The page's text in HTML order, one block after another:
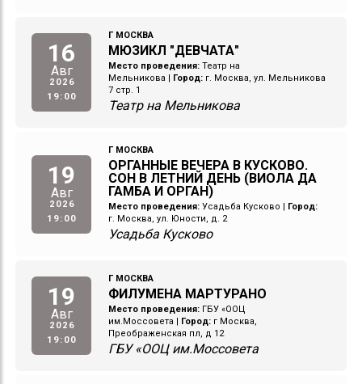
16
Авг
2026
19:00
Г МОСКВА
МЮЗИКЛ "ДЕВЧАТА"
Место проведения: Театр на
Мельникова
Город: г. Москва, ул. Мельникова
7 стр. 1
Театр на Мельникова
19
Авг
2026
19:00
Г МОСКВА
ОРГАННЫЕ ВЕЧЕРА В КУСКОВО.
СОН В ЛЕТНИЙ ДЕНЬ (ВИОЛА ДА
ГАМБА И ОРГАН)
Место проведения: Усадьба Кусково
Город:
г. Москва, ул. Юности, д. 2
Усадьба Кусково
19
Авг
2026
19:00
Г МОСКВА
ФИЛУМЕНА МАРТУРАНО
Место проведения: ГБУ «ООЦ
им.Моссовета
Город: г Москва,
Преображенская пл, д 12
ГБУ «ООЦ им.Моссовета